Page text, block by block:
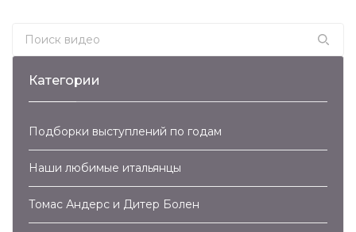
Search for:
Категории
Подборки выступлений по годам
Наши любимые итальянцы
Томас Андерс и Дитер Болен